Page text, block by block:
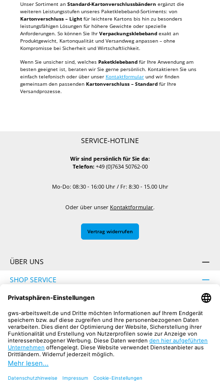
Unser Sortiment an Standard-Kartonverschlussbändern ergänzt die
weiteren Leistungsstufen unseres Paketklebeband-Sortiments: von
Kartonverschluss – Light für leichtere Kartons bis hin zu besonders
leistungsfähigen Lösungen für höhere Gewichte oder spezielle
Anforderungen. So können Sie Ihr Verpackungsklebeband exakt an
Produktgewicht, Kartonqualität und Versandweg anpassen – ohne
Kompromisse bei Sicherheit und Wirtschaftlichkeit.
Wenn Sie unsicher sind, welches Paketklebeband für Ihre Anwendung am
besten geeignet ist, beraten wir Sie gerne persönlich. Kontaktieren Sie uns
einfach telefonisch oder über unser Kontaktformular und wir finden
gemeinsam den passenden Kartonverschluss – Standard für Ihre
Versandprozesse.
SERVICE-HOTLINE
Wir sind persönlich für Sie da:
Telefon:+49 (0)7634 50762-00
Mo-Do: 08:30 - 16:00 Uhr / Fr: 8:30 - 15.00 Uhr
Oder über unser Kontaktformular.
Vertrag widerrufen
ÜBER UNS
SHOP SERVICE
INFORMATION
SICHER EINKAUFEN
UNSERE COMMUNITIES
FacebookInstagramYouTube